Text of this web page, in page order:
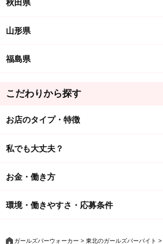
秋田県
山形県
福島県
こだわりから探す
お店のタイプ・特徴
私でも大丈夫？
お金・働き方
環境・働きやすさ・応募条件
ガールズバーウォーカー 東北のガールズバーバイト